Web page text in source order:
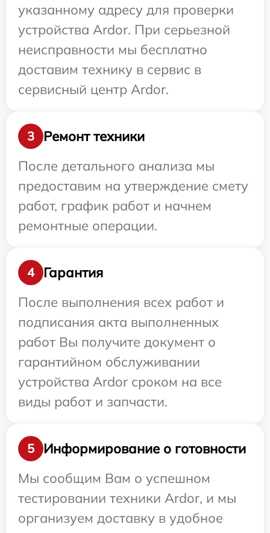
указанному адресу для проверки
устройства Ardor. При серьезной
неисправности мы бесплатно
доставим технику в сервис в
сервисный центр Ardor.
3
Ремонт техники
После детального анализа мы
предоставим на утверждение смету
работ, график работ и начнем
ремонтные операции.
4
Гарантия
После выполнения всех работ и
подписания акта выполненных
работ Вы получите документ о
гарантийном обслуживании
устройства Ardor сроком на все
виды работ и запчасти.
5
Информирование о готовности
Мы сообщим Вам о успешном
тестировании техники Ardor, и мы
организуем доставку в удобное